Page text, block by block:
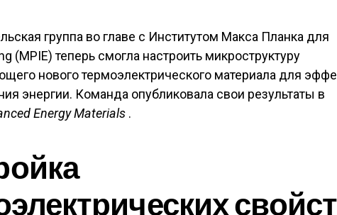
группа во главе с Институтом Макса Планка для
(MPIE) теперь смогла настроить микроструктуру
нового термоэлектрического материала для
энергии. Команда опубликовала свои результаты в
Energy Materials .